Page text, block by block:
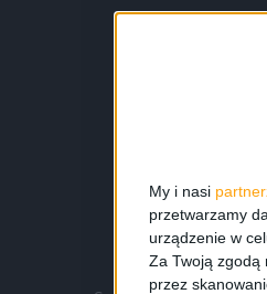
My i nasi
przetwarzamy
urządzenie w
Za Twoją zgodą
przez